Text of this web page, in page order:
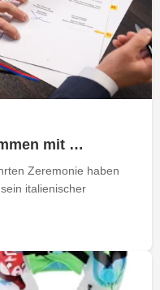
mit …
Zeremonie haben
italienischer